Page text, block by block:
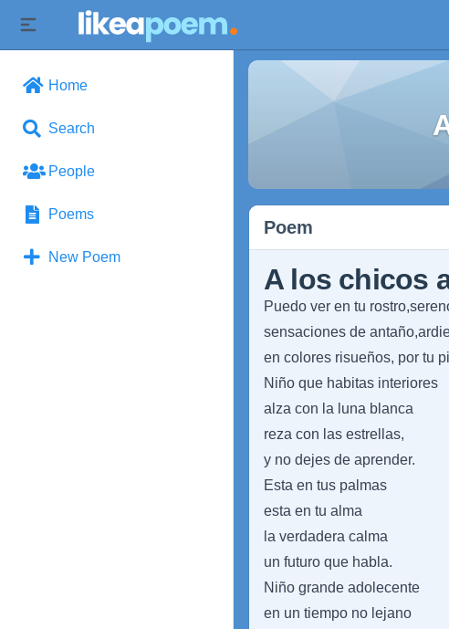
Home
Search
People
Poems
New Poem
Poem
A los chicos
Puedo ver en tu
sensaciones de
en colores risueños, por tu
Niño que habitas interiores
alza con la luna blanca
reza con las estrellas,
y no dejes de aprender.
Esta en tus palmas
esta en tu alma
la verdadera calma
un futuro que habla.
Niño grande adolecente
en un tiempo no lejano